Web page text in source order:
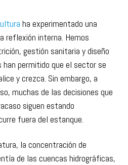
ha experimentado una
reflexión interna. Hemos
gestión sanitaria y diseño
permitido que el sector se
y crezca. Sin embargo, a
muchas de las decisiones que
siguen estando
fuera del estanque.
la concentración de
de las cuencas hidrográficas,